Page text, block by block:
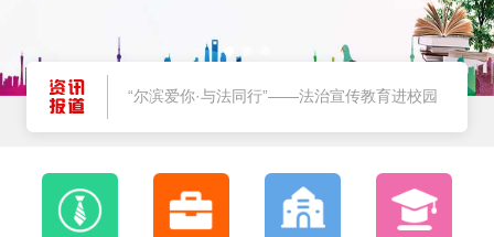
@师生家长，2025暑期将至，安全提示请牢记
哈尔滨市教育局关于2025年秋季学期学生资助政策执行的公告
“尔滨爱你·与法同行”——法治宣传教育进校园
@师生家长，2025暑期将至，安全提示请牢记